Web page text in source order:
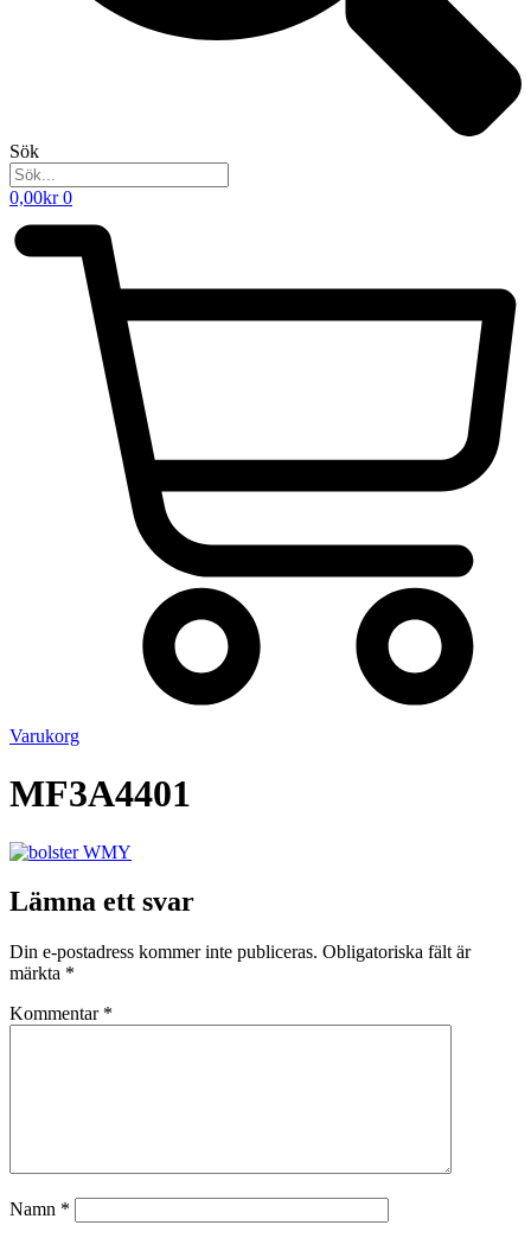
Sök
0,00kr 0
Varukorg
MF3A4401
Lämna ett svar
Din e-postadress kommer inte publiceras. Obligatoriska fält är
märkta *
Kommentar *
Namn *